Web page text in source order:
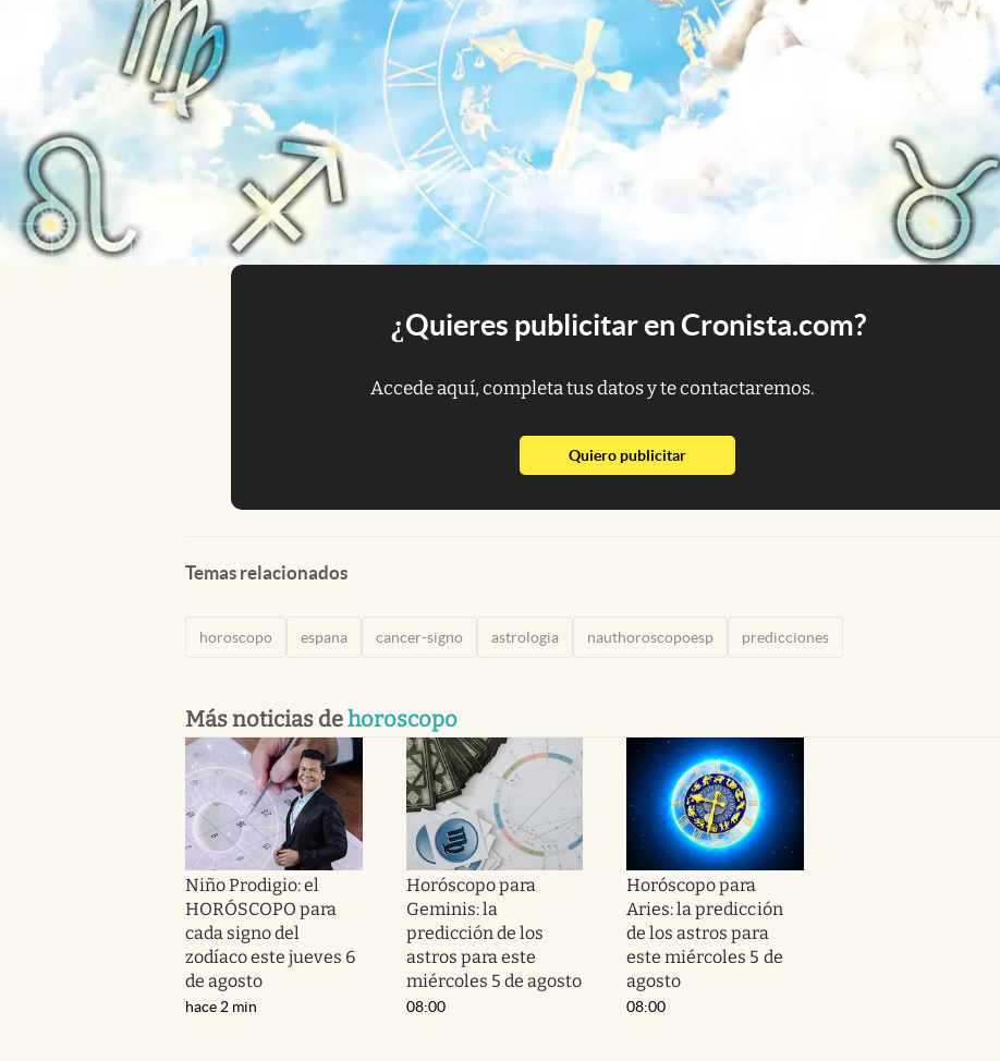
¿Quieres publicitar en Cronista.com?
Accede aquí, completa tus datos y te contactaremos.
Quiero publicitarabre en nueva pestaña
Temas relacionados
horoscopo espana cancer-signo astrologia nauthoroscopoesp predicciones
Más noticias dehoroscopo
Niño Prodigio: el
HORÓSCOPO para
cada signo del
zodíaco este jueves 6
de agosto
hace 2 min
Horóscopo para
Geminis: la
predicción de los
astros para este
miércoles 5 de agosto
08:00
Horóscopo para
Aries: la predicción
de los astros para
este miércoles 5 de
agosto
08:00